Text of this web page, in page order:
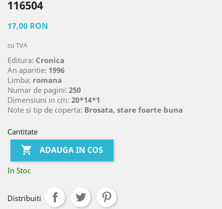
116504
17,00 RON
cu TVA
Editura: Cronica
An aparitie: 1996
Limba: romana
Numar de pagini: 250
Dimensiuni in cm: 20*14*1
Note si tip de coperta: Brosata, stare foarte buna
Cantitate
 ADAUGA IN COS
In Stoc
Distribuiti